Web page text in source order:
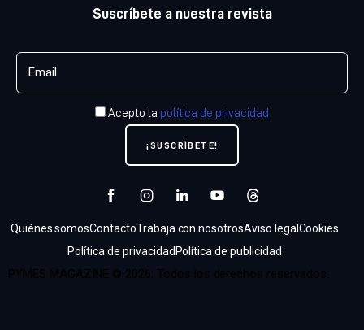
Suscríbete a nuestra revista
Acepto la política de privacidad
Quiénes somosContactoTrabaja con nosotrosAviso legalCookies
Política de privacidad Política de publicidad